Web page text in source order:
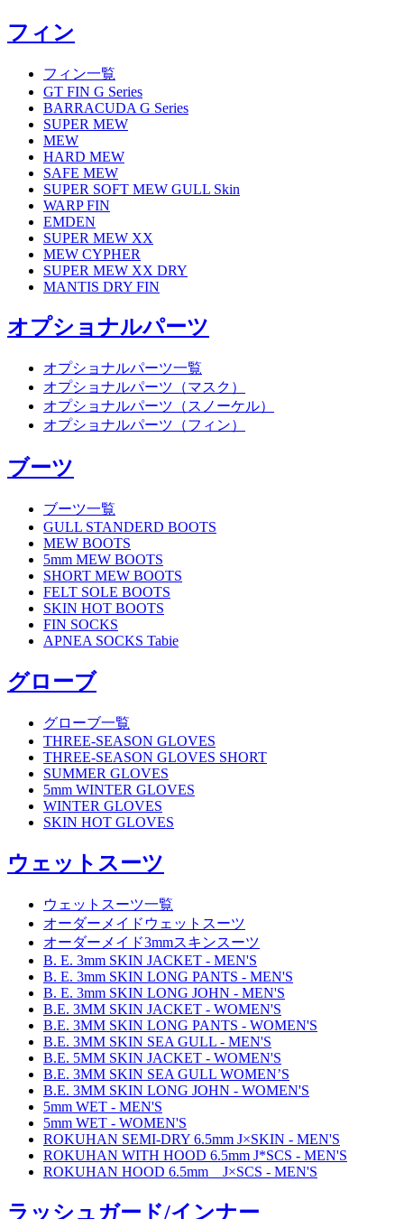
フィン
フィン一覧
GT FIN G Series
BARRACUDA G Series
SUPER MEW
MEW
HARD MEW
SAFE MEW
SUPER SOFT MEW GULL Skin
WARP FIN
EMDEN
SUPER MEW XX
MEW CYPHER
SUPER MEW XX DRY
MANTIS DRY FIN
オプショナルパーツ
オプショナルパーツ一覧
オプショナルパーツ（マスク）
オプショナルパーツ（スノーケル）
オプショナルパーツ（フィン）
ブーツ
ブーツ一覧
GULL STANDERD BOOTS
MEW BOOTS
5mm MEW BOOTS
SHORT MEW BOOTS
FELT SOLE BOOTS
SKIN HOT BOOTS
FIN SOCKS
APNEA SOCKS Tabie
グローブ
グローブ一覧
THREE-SEASON GLOVES
THREE-SEASON GLOVES SHORT
SUMMER GLOVES
5mm WINTER GLOVES
WINTER GLOVES
SKIN HOT GLOVES
ウェットスーツ
ウェットスーツ一覧
オーダーメイドウェットスーツ
オーダーメイド3mmスキンスーツ
B. E. 3mm SKIN JACKET - MEN'S
B. E. 3mm SKIN LONG PANTS - MEN'S
B. E. 3mm SKIN LONG JOHN - MEN'S
B.E. 3MM SKIN JACKET - WOMEN'S
B.E. 3MM SKIN LONG PANTS - WOMEN'S
B.E. 3MM SKIN SEA GULL - MEN'S
B.E. 5MM SKIN JACKET - WOMEN'S
B.E. 3MM SKIN SEA GULL WOMEN’S
B.E. 3MM SKIN LONG JOHN - WOMEN'S
5mm WET - MEN'S
5mm WET - WOMEN'S
ROKUHAN SEMI-DRY 6.5mm J×SKIN - MEN'S
ROKUHAN WITH HOOD 6.5mm J*SCS - MEN'S
ROKUHAN HOOD 6.5mm J×SCS - MEN'S
ラッシュガード/インナー